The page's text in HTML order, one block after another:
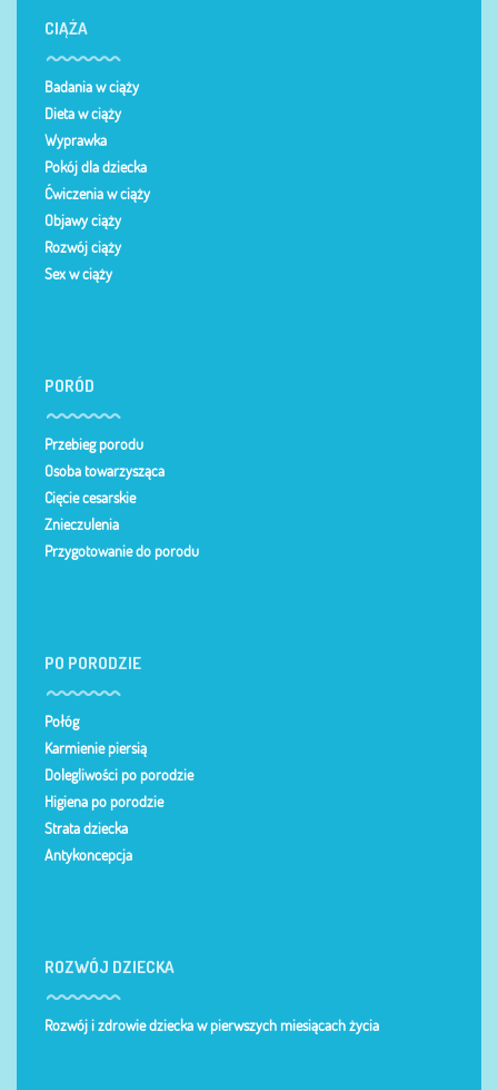
CIĄŻA
Badania w ciąży
Dieta w ciąży
Wyprawka
Pokój dla dziecka
Ćwiczenia w ciąży
Objawy ciąży
Rozwój ciąży
Sex w ciąży
PORÓD
Przebieg porodu
Osoba towarzysząca
Cięcie cesarskie
Znieczulenia
Przygotowanie do porodu
PO PORODZIE
Połóg
Karmienie piersią
Dolegliwości po porodzie
Higiena po porodzie
Strata dziecka
Antykoncepcja
ROZWÓJ DZIECKA
Rozwój i zdrowie dziecka w pierwszych miesiącach życia